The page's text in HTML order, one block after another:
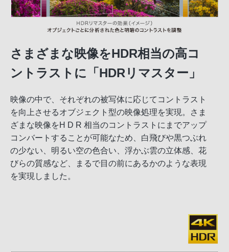
さまざまな映像をHDR相当の高コ
ントラストに「HDRリマスター」
映像の中で、それぞれの被写体に応じてコントラスト
を向上させるオブジェクト型の映像処理を実現。さま
ざまな映像をH D R 相当のコントラストにまでアップ
コンバートすることが可能なため、白飛びや黒つぶれ
の少ない、明るい空の色合い、浮かぶ雲の立体感、花
びらの質感など、まるで目の前にあるかのような表現
を実現しました。